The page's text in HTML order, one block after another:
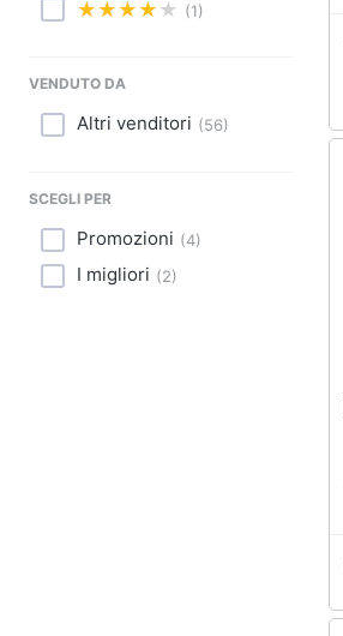
Prima infanzia
Casalinghi
Sport
Animali
(1)
VENDUTO DA
Altri venditori (56)
SCEGLI PER
Promozioni (4)
I migliori (2)